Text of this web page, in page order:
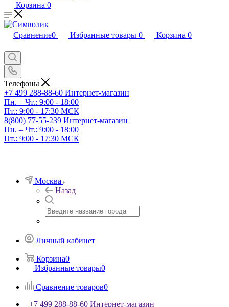
Корзина 0
Сравнение0 Избранные товары 0 Корзина 0
Телефоны
+7 499 288-88-60 Интернет-магазин
Пн. – Чт.: 9:00 - 18:00
Пт.: 9:00 - 17:30 МСК
8(800) 77-55-239 Интернет-магазин
Пн. – Чт.: 9:00 - 18:00
Пт.: 9:00 - 17:30 МСК
Москва
Назад
Личный кабинет
Корзина0
Избранные товары0
Сравнение товаров0
+7 499 288-88-60 Интернет-магазин